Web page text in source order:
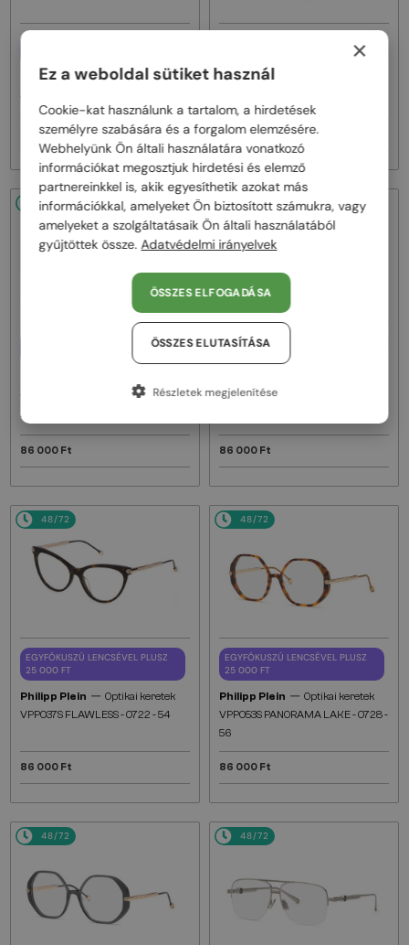
Philipp Plein—Optikai keretek
86 000 Ft
EGYFÓKUSZÚ LENCSÉVEL PLUSZ
Philipp Plein
86 000 Ft
48/72
EGYFÓKUSZÚ LENCSÉVEL PLUSZ
VPP051 FLYING BUTTERFLY - 0G96
- 55
86 000 Ft
48/72
EGYFÓKUSZÚ LENCSÉVEL PLUSZ
VPP052 CATEYES - 09NU - 54
86 000 Ft
48/72
EGYFÓKUSZÚ LENCSÉVEL PLUSZ
25 000 FT
Philipp Plein — Optikai keretek
VPP037S FLAWLESS - 0722 - 54
86 000 Ft
48/72
EGYFÓKUSZÚ LENCSÉVEL PLUSZ
25 000 FT
Philipp Plein — Optikai keretek
VPP053S PANORAMA LAKE - 0728 -
56
86 000 Ft
48/72 48/72
×
Ez a weboldal sütiket használ
Cookie-kat használunk a tartalom, a hirdetések
személyre szabására és a forgalom elemzésére.
Webhelyünk Ön általi használatára vonatkozó
információkat megosztjuk hirdetési és elemző
partnereinkkel is, akik egyesíthetik azokat más
információkkal, amelyeket Ön biztosított számukra, vagy
amelyeket a szolgáltatásaik Ön általi használatából
gyűjtöttek össze. Adatvédelmi irányelvek
ÖSSZES ELFOGADÁSA
ÖSSZES ELUTASÍTÁSA
Részletek megjelenítése